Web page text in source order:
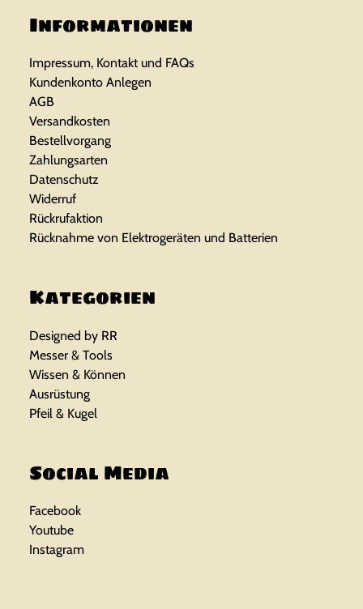
Informationen
Impressum, Kontakt und FAQs
Kundenkonto Anlegen
AGB
Versandkosten
Bestellvorgang
Zahlungsarten
Datenschutz
Widerruf
Rückrufaktion
Rücknahme von Elektrogeräten und Batterien
Kategorien
Designed by RR
Messer & Tools
Wissen & Können
Ausrüstung
Pfeil & Kugel
Social Media
Facebook
Youtube
Instagram